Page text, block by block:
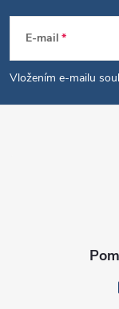
p
i
s
u
Z
á
p
E-mail
Vložením e-mailu